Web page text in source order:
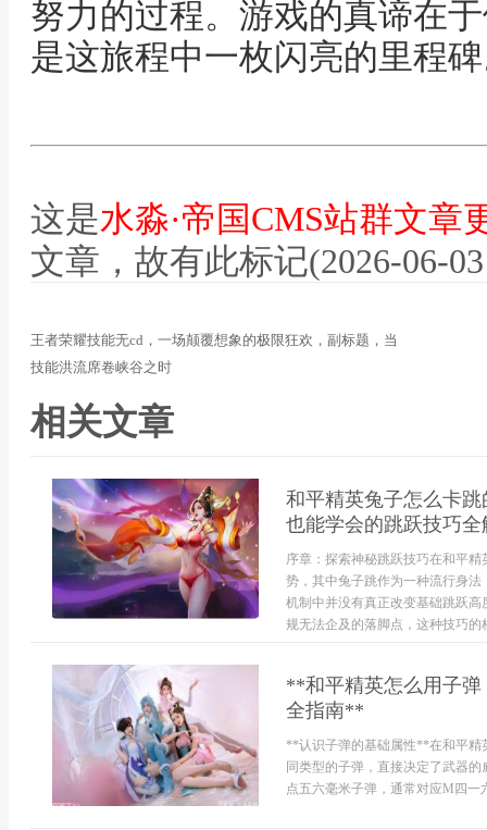
努力的过程。游戏的真谛在
是这旅程中一枚闪亮的里程
这是水淼·帝国CMS站群文章
文章，故有此标记(2026-06-
王者荣耀技能无cd，一场颠覆想象的极限狂欢，副标题，当
技能洪流席卷峡谷之时
相关文章
和平精英兔子怎么卡
也能学会的跳跃技巧全
序章：探索神秘跳跃技巧在和平
势，其中兔子跳作为一种流行身
机制中并没有真正改变基础跳跃
规无法企及的落脚点，这种技巧
**和平精英怎么用子
全指南**
**认识子弹的基础属性**在和平精
同类型的子弹，直接决定了武器
点五六毫米子弹，通常对应M四一